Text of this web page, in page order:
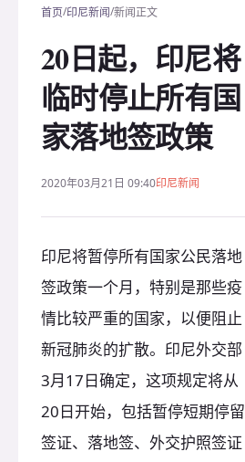
首页/印尼新闻/新闻正文
20日起，印尼将
临时停止所有国
家落地签政策
2020年03月21日 09:40印尼新闻
印尼将暂停所有国家公民落地
签政策一个月，特别是那些疫
情比较严重的国家，以便阻止
新冠肺炎的扩散。印尼外交部
3月17日确定，这项规定将从
20日开始，包括暂停短期停留
签证、落地签、外交护照签证